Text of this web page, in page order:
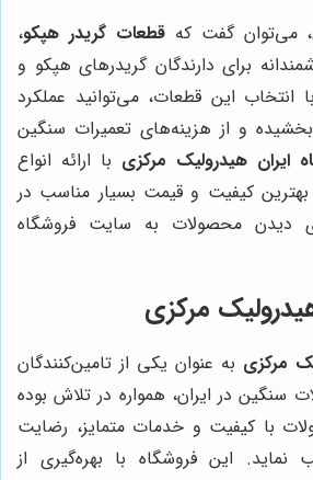
می‌توان گفت کهقطعات گریدر هپکو،
برای دارندگان گریدرهای هپکو و
انتخاب این قطعات، می‌توانید عملکرد
و از هزینه‌های تعمیرات سنگین
ایران هیدرولیک مرکزی با ارائه انواع
کیفیت و قیمت بسیار مناسب در
محصولات به سایت فروشگاه
مرکزی
مرکزی به عنوان یکی از تامین‌کنندگان
سنگین در ایران، همواره در تلاش بوده
با کیفیت و خدمات متمایز، رضایت
این فروشگاه با بهره‌گیری از